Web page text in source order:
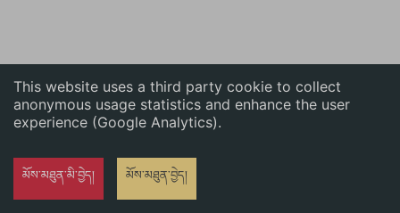
This website uses a third party cookie to collect
anonymous usage statistics and enhance the user
experience (Google Analytics).
མོས་མཐུན་མི་བྱེད། མོས་མཐུན་བྱེད།